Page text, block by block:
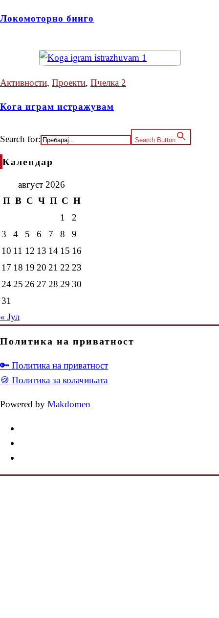
Локомоторно бинго
Активности, Проекти, Пчелка 2
Кога играм истражувам
Search for: Search Button
Календар
август 2026
П В С Ч П С Н
1
2
3
4 5 6 7 8
9
10 11 12 13 14 15 16
17 18 19 20 21 22 23
24 25 26 27 28 29 30
31
« Јул
Политика на приватност
🔑 Политика на приватност
🍪 Политика за колачињата
Powered by Makdomen